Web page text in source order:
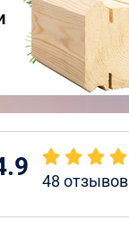
48 отзывов